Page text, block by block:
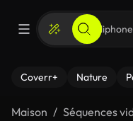
Coverr+ Nature
Maison Séquences